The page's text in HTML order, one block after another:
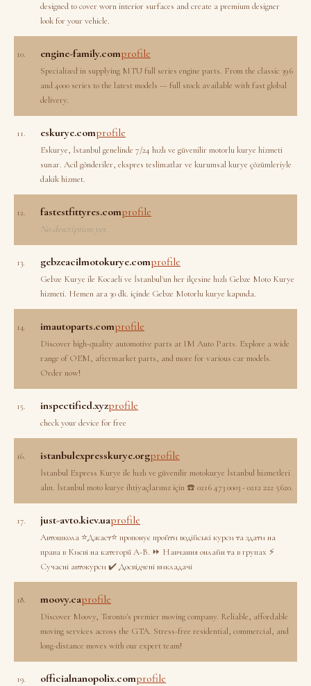
designed to cover worn interior surfaces and create a premium designer
look for your vehicle.
10. engine-family.comprofile
Specialized in supplying MTU full series engine parts. From the classic 396
and 4000 series to the latest models — full stock available with fast global
delivery.
11. eskurye.comprofile
Eskurye, İstanbul genelinde 7/24 hızlı ve güvenilir motorlu kurye hizmeti
sunar. Acil gönderiler, ekspres teslimatlar ve kurumsal kurye çözümleriyle
dakik hizmet.
12. fastestfittyres.comprofile
No description yet.
13. gebzeacilmotokurye.comprofile
Gebze Kurye ile Kocaeli ve İstanbul'un her ilçesine hızlı Gebze Moto Kurye
hizmeti. Hemen ara 30 dk. içinde Gebze Motorlu kurye kapında.
14. imautoparts.comprofile
Discover high-quality automotive parts at IM Auto Parts. Explore a wide
range of OEM, aftermarket parts, and more for various car models.
Order now!
15. inspectified.xyzprofile
check your device for free
16. istanbulexpresskurye.orgprofile
İstanbul Express Kurye ile hızlı ve güvenilir motokurye İstanbul hizmetleri
alın. İstanbul moto kurye ihtiyaçlarınız için ☎️ 0216 473 0003 - 0212 222 5620.
17. just-avto.kiev.uaprofile
Автошкола ⭐Джаст⭐ пропонує пройти водійські курси та здати на
права в Києві на категорії A-B. ⏩ Навчання онлайн та в групах ⚡
Сучасні автокурси ✔️ Досвідчені викладачі
18. moovy.caprofile
Discover Moovy, Toronto's premier moving company. Reliable, affordable
moving services across the GTA. Stress-free residential, commercial, and
long-distance moves with our expert team!
19. officialnanopolix.comprofile